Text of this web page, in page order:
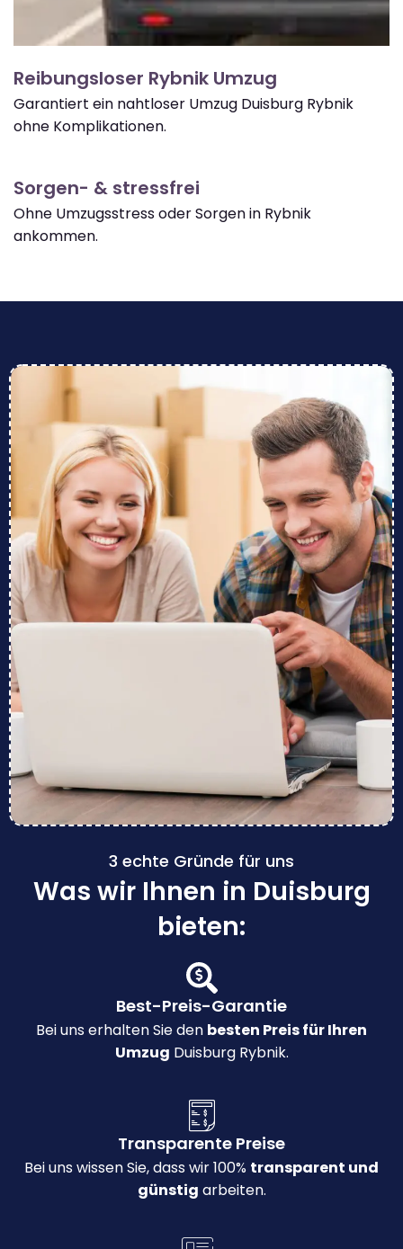
Reibungsloser Rybnik Umzug
Garantiert ein nahtloser Umzug Duisburg Rybnik
ohne Komplikationen.
Sorgen- & stressfrei
Ohne Umzugsstress oder Sorgen in Rybnik
ankommen.
3 echte Gründe für uns
Was wir Ihnen in Duisburg
bieten:
Best-Preis-Garantie
Bei uns erhalten Sie den besten Preis für Ihren
Umzug Duisburg Rybnik.
Transparente Preise
Bei uns wissen Sie, dass wir 100% transparent und
günstig arbeiten.